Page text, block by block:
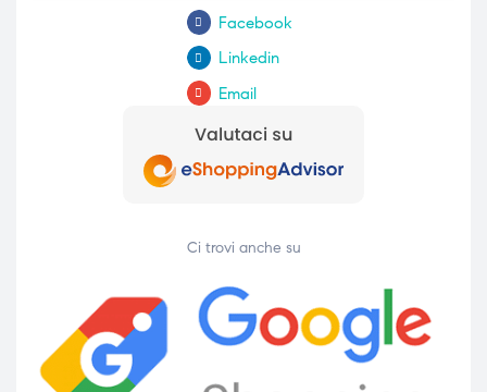
Facebook
Linkedin
Email
Ci trovi anche su